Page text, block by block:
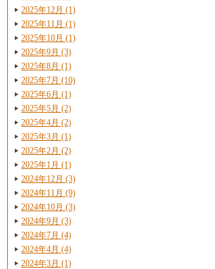
2025年12月 (1)
2025年11月 (1)
2025年10月 (1)
2025年9月 (3)
2025年8月 (1)
2025年7月 (10)
2025年6月 (1)
2025年5月 (2)
2025年4月 (2)
2025年3月 (1)
2025年2月 (2)
2025年1月 (1)
2024年12月 (3)
2024年11月 (9)
2024年10月 (3)
2024年9月 (3)
2024年7月 (4)
2024年4月 (4)
2024年3月 (1)